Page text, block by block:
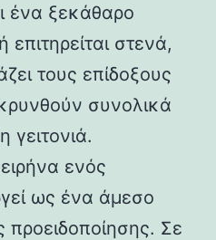
ένα ξεκάθαρο
στενά,
τους επίδοξους
συνολικά
γειτονιά.
ενός
ως ένα άμεσο
προειδοποίησης. Σε